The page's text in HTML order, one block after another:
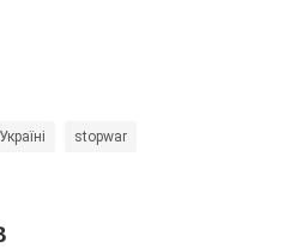
stopwar